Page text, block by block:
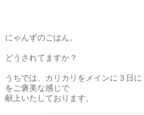
にゃんずのごはん。
どうされてますか？
うちでは、カリカリをメインに３日
をご褒美な感じで
献上いたしております。